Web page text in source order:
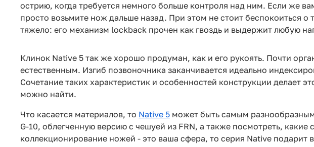
острию, когда требуется немного больше контроля над ним. Если же
просто возьмите нож дальше назад. При этом не стоит беспокоиться о
тяжело: его механизм lockback прочен как гвоздь и выдержит любую
Клинок Native 5 так же хорошо продуман, как и его рукоять. Почти
естественным. Изгиб позвоночника заканчивается идеально
Сочетание таких характеристик и особенностей конструкции
можно найти.
Что касается материалов, то Native 5 может быть самым
G-10, облегченную версию с чешуей из FRN, а также посмотреть,
коллекционирование ножей - это ваша сфера, то серия Native